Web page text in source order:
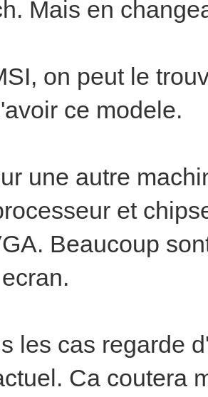
Mais en
on peut le
ce modele.
une autre
et
Beaucoup
les cas regarde
Ca coutera